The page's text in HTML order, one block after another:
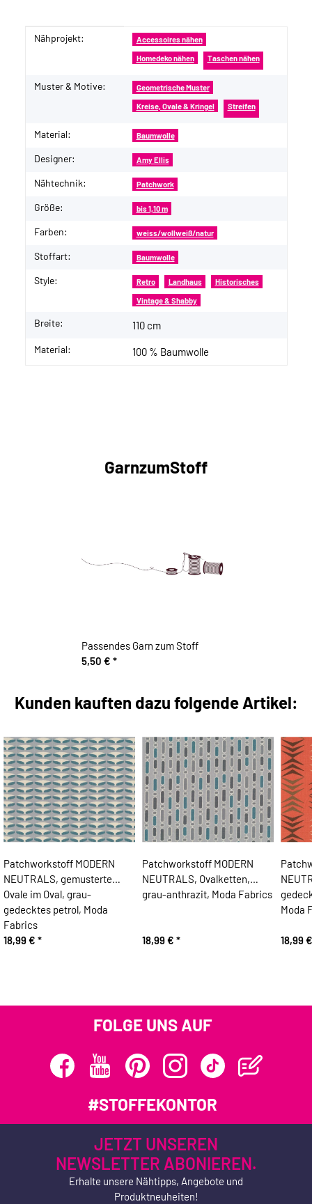
Produkteigenschaft
Wert
Nähprojekt: Accessoires nähen
Homedeko nähen Taschen nähen
Muster & Motive: Geometrische Muster
Kreise, Ovale & Kringel Streifen
Material: Baumwolle
Designer: Amy Ellis
Nähtechnik: Patchwork
Größe: bis 1,10 m
Farben: weiss/wollweiß/natur
Stoffart: Baumwolle
Style: Retro Landhaus Historisches
Vintage & Shabby
Breite: 110 cm
Material: 100 % Baumwolle
GarnzumStoff
Passendes Garn zum Stoff
5,50 € *
Kunden kauften dazu folgende Artikel:
Patchworkstoff MODERN
NEUTRALS, gemusterte
Ovale im Oval, grau-
gedecktes petrol, Moda
Fabrics
18,99 € *
Patchworkstoff MODERN
NEUTRALS, Ovalketten,
grau-anthrazit, Moda Fabrics
18,99 € *
Moda
18,99
FOLGE UNS AUF
#STOFFEKONTOR
JETZT UNSEREN
NEWSLETTER ABONIEREN.
Erhalte unsere Nähtipps, Angebote und
Produktneuheiten!